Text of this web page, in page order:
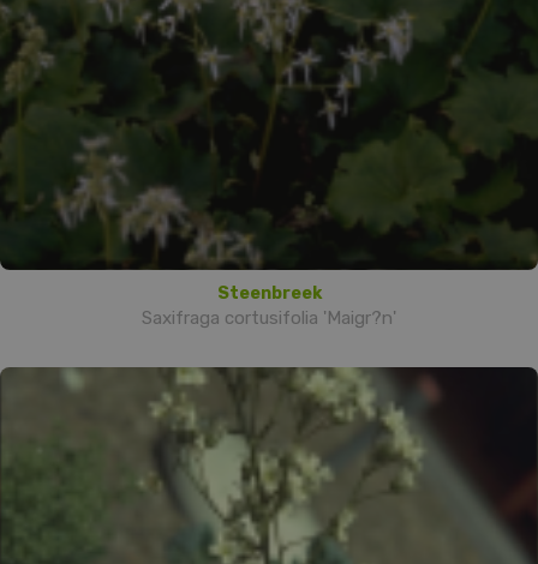
Steenbreek
Saxifraga cortusifolia 'Maigr?n'